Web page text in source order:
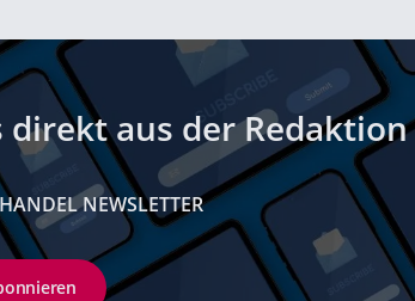
direkt aus der Redaktion
NEWSLETTER